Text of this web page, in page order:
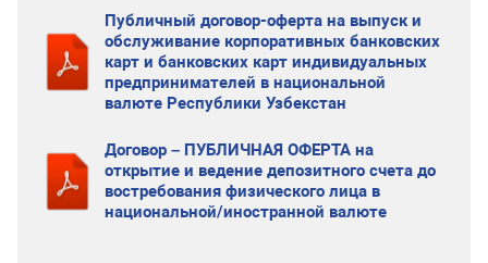
Публичный договор-оферта на выпуск и
обслуживание корпоративных банковских
карт и банковских карт индивидуальных
предпринимателей в национальной
валюте Республики Узбекстан
Договор – ПУБЛИЧНАЯ ОФЕРТА на
открытие и ведение депозитного счета до
востребования физического лица в
национальной/иностранной валюте